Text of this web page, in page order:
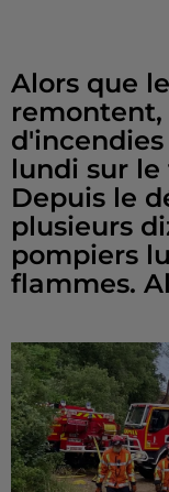
Alors que
lundi sur
Depuis le
plusieurs
pompiers
flammes.